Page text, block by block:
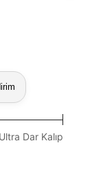
Ultra Dar Kalıp
Unuttum